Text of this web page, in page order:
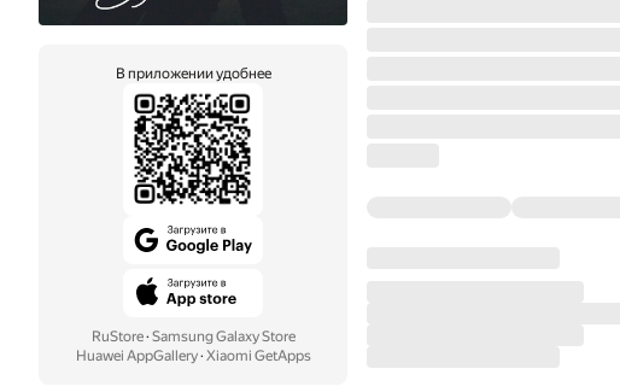
В приложении удобнее
RuStore· Samsung Galaxy Store
Huawei AppGallery· Xiaomi GetApps